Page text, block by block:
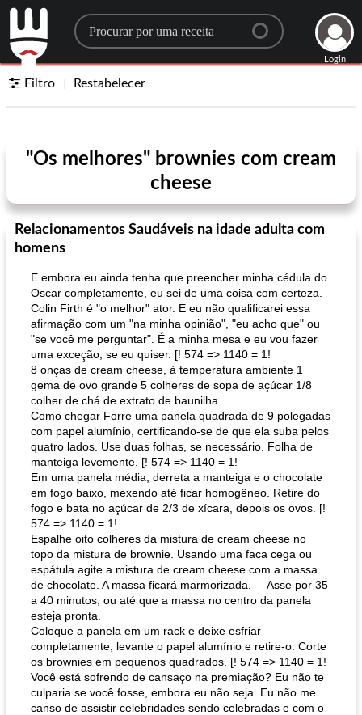
Search for a recipe
Login
Filtro Restabelecer
"Os melhores" brownies com cream
cheese
Relacionamentos Saudáveis ​​na idade adulta com
homens
E embora eu ainda tenha que preencher minha cédula do
Oscar completamente, eu sei de uma coisa com certeza.
Colin Firth é "o melhor" ator. E eu não qualificarei essa
afirmação com um "na minha opinião", "eu acho que" ou
"se você me perguntar". É a minha mesa e eu vou fazer
uma exceção, se eu quiser. [! 574 => 1140 = 1!
8 onças de cream cheese, à temperatura ambiente 1
gema de ovo grande 5 colheres de sopa de açúcar 1/8
colher de chá de extrato de baunilha
Como chegar Forre uma panela quadrada de 9 polegadas
com papel alumínio, certificando-se de que ela suba pelos
quatro lados. Use duas folhas, se necessário. Folha de
manteiga levemente. [! 574 => 1140 = 1!
Em uma panela média, derreta a manteiga e o chocolate
em fogo baixo, mexendo até ficar homogêneo. Retire do
fogo e bata no açúcar de 2/3 de xícara, depois os ovos. [!
574 => 1140 = 1!
Espalhe oito colheres da mistura de cream cheese no
topo da mistura de brownie. Usando uma faca cega ou
espátula agite a mistura de cream cheese com a massa
de chocolate. A massa ficará marmorizada. Asse por 35
a 40 minutos, ou até que a massa no centro da panela
esteja pronta.
Coloque a panela em um rack e deixe esfriar
completamente, levante o papel alumínio e retire-o. Corte
os brownies em pequenos quadrados. [! 574 => 1140 = 1!
Você está sofrendo de cansaço na premiação? Eu não te
culparia se você fosse, embora eu não seja. Eu não me
canso de assistir celebridades sendo celebradas e com o